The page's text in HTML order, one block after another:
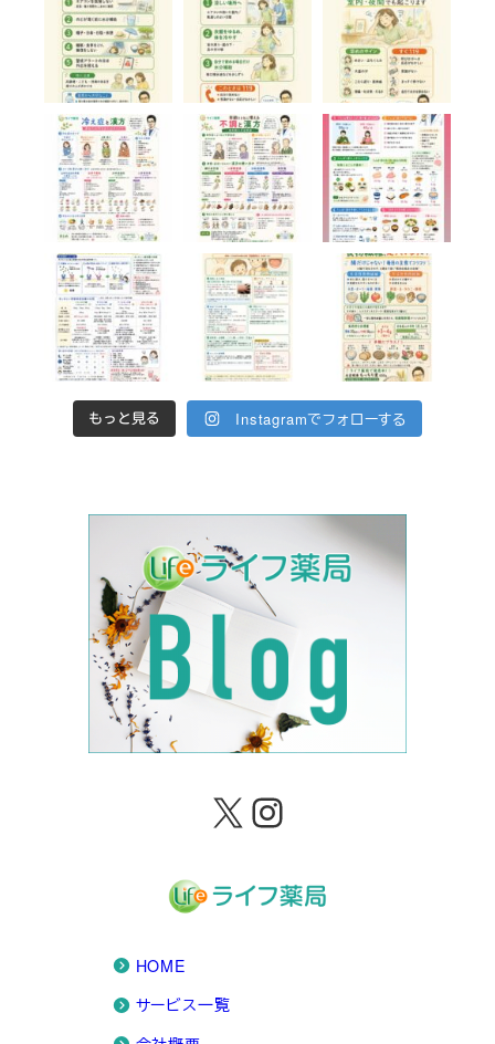
もっと見る Instagramでフォローする
X Instagram
HOME
サービス一覧